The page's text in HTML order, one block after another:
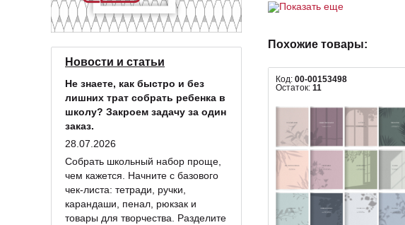
Новости и статьи
Не знаете, как быстро и без
лишних трат собрать ребенка в
школу? Закроем задачу за один
заказ.
28.07.2026
Собрать школьный набор проще,
чем кажется. Начните с базового
чек-листа: тетради, ручки,
карандаши, пенал, рюкзак и
товары для творчества. Разделите
Показать еще
Похожие товары:
Код: 00-00153498
Остаток: 11